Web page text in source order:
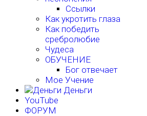
Ссылки
Как укротить глаза
Как победить
сребролюбие
Чудеса
ОБУЧЕНИЕ
Бог отвечает
Мое Учение
Деньги
YouTube
ФОРУМ